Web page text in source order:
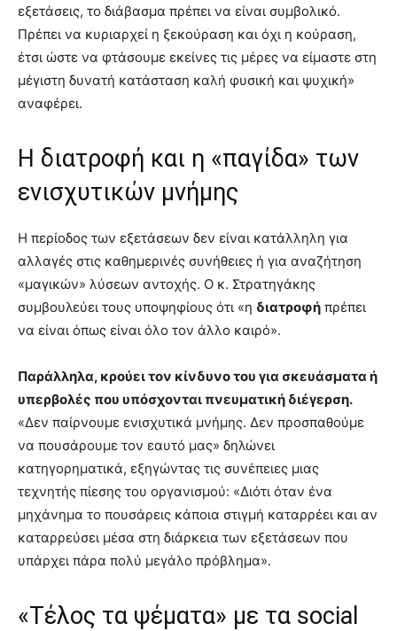
εξετάσεις, το διάβασμα πρέπει να είναι συμβολικό.
Πρέπει να κυριαρχεί η ξεκούραση και όχι η κούραση,
έτσι ώστε να φτάσουμε εκείνες τις μέρες να είμαστε στη
μέγιστη δυνατή κατάσταση καλή φυσική και ψυχική»
αναφέρει.
Η διατροφή και η «παγίδα» των
ενισχυτικών μνήμης
Η περίοδος των εξετάσεων δεν είναι κατάλληλη για
αλλαγές στις καθημερινές συνήθειες ή για αναζήτηση
«μαγικών» λύσεων αντοχής. Ο κ. Στρατηγάκης
συμβουλεύει τους υποψηφίους ότι «η διατροφή πρέπει
να είναι όπως είναι όλο τον άλλο καιρό».
Παράλληλα, κρούει τον κίνδυνο του για σκευάσματα ή
υπερβολές που υπόσχονται πνευματική διέγερση.
«Δεν παίρνουμε ενισχυτικά μνήμης. Δεν προσπαθούμε
να πουσάρουμε τον εαυτό μας» δηλώνει
κατηγορηματικά, εξηγώντας τις συνέπειες μιας
τεχνητής πίεσης του οργανισμού: «Διότι όταν ένα
μηχάνημα το πουσάρεις κάποια στιγμή καταρρέει και αν
καταρρεύσει μέσα στη διάρκεια των εξετάσεων που
υπάρχει πάρα πολύ μεγάλο πρόβλημα».
«Τέλος τα ψέματα» με τα social